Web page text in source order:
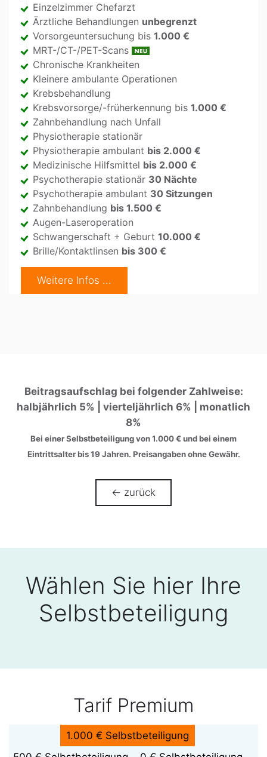
Einzelzimmer Chefarzt
Ärztliche Behandlungen unbegrenzt
Vorsorgeuntersuchung bis 1.000 €
MRT-/CT-/PET-Scans
Chronische Krankheiten
Kleinere ambulante Operationen
Krebsbehandlung
Krebsvorsorge/-früherkennung bis 1.000 €
Zahnbehandlung nach Unfall
Physiotherapie stationär
Physiotherapie ambulant bis 2.000 €
Medizinische Hilfsmittel bis 2.000 €
Psychotherapie stationär 30 Nächte
Psychotherapie ambulant 30 Sitzungen
Zahnbehandlung bis 1.500 €
Augen-Laseroperation
Schwangerschaft + Geburt 10.000 €
Brille/Kontaktlinsen bis 300 €
Weitere Infos ...
Beitragsaufschlag bei folgender Zahlweise:
halbjährlich 5% | vierteljährlich 6% | monatlich
8%
Bei einer Selbstbeteiligung von 1.000 € und bei einem
Eintrittsalter bis 19 Jahren. Preisangaben ohne Gewähr.
← zurück
Wählen Sie hier Ihre
Selbstbeteiligung
Tarif Premium
1.000 € Selbstbeteiligung